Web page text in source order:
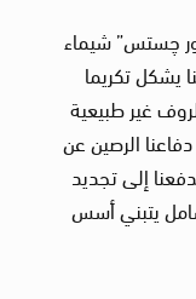
چستس” شيماء
يشكل تكريما
غير طبيعية
الرصين عن
إلى تجديد
شامل يتبني أسس